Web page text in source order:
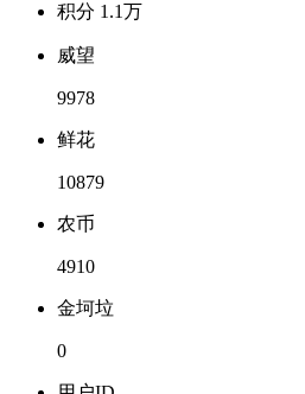
积分 1.1万
威望
9978
鲜花
10879
农币
4910
金坷垃
0